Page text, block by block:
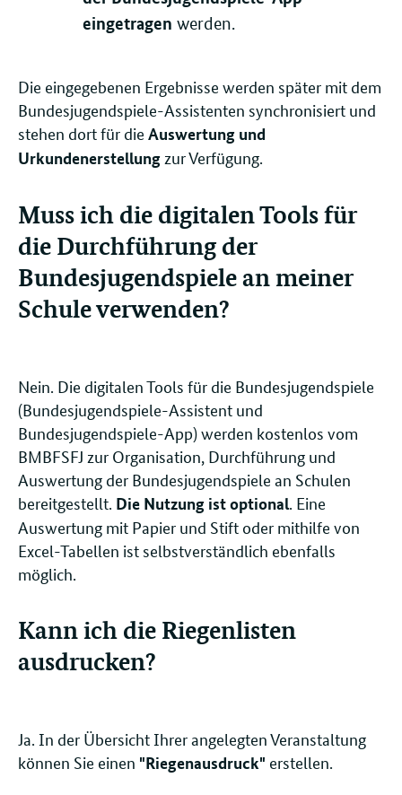
eingetragen werden.
Die eingegebenen Ergebnisse werden später mit dem
Bundesjugendspiele-Assistenten synchronisiert und
stehen dort für die Auswertung und
Urkundenerstellung zur Verfügung.
Muss ich die digitalen Tools für
die Durchführung der
Bundesjugendspiele an meiner
Schule verwenden?
Nein. Die digitalen Tools für die Bundesjugendspiele
(Bundesjugendspiele-Assistent und
Bundesjugendspiele-App) werden kostenlos vom
BMBFSFJ zur Organisation, Durchführung und
Auswertung der Bundesjugendspiele an Schulen
bereitgestellt. Die Nutzung ist optional . Eine
Auswertung mit Papier und Stift oder mithilfe von
Excel-Tabellen ist selbstverständlich ebenfalls
möglich.
Kann ich die Riegenlisten
ausdrucken?
Ja. In der Übersicht Ihrer angelegten Veranstaltung
können Sie einen "Riegenausdruck" erstellen.